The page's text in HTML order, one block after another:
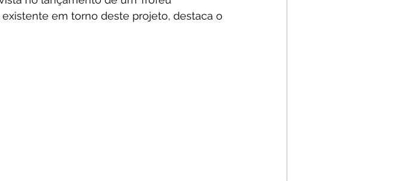
em torno deste projeto, destaca o